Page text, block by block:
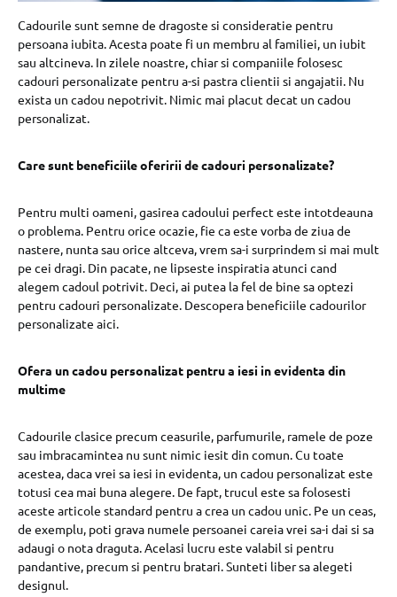
Cadourile sunt semne de dragoste si consideratie pentru
persoana iubita. Acesta poate fi un membru al familiei, un iubit
sau altcineva. In zilele noastre, chiar si companiile folosesc
cadouri personalizate pentru a-si pastra clientii si angajatii. Nu
exista un cadou nepotrivit. Nimic mai placut decat un cadou
personalizat.
Care sunt beneficiile oferirii de cadouri personalizate?
Pentru multi oameni, gasirea cadoului perfect este intotdeauna
o problema. Pentru orice ocazie, fie ca este vorba de ziua de
nastere, nunta sau orice altceva, vrem sa-i surprindem si mai mult
pe cei dragi. Din pacate, ne lipseste inspiratia atunci cand
alegem cadoul potrivit. Deci, ai putea la fel de bine sa optezi
pentru cadouri personalizate. Descopera beneficiile cadourilor
personalizate aici.
Ofera un cadou personalizat pentru a iesi in evidenta din
multime
Cadourile clasice precum ceasurile, parfumurile, ramele de poze
sau imbracamintea nu sunt nimic iesit din comun. Cu toate
acestea, daca vrei sa iesi in evidenta, un cadou personalizat este
totusi cea mai buna alegere. De fapt, trucul este sa folosesti
aceste articole standard pentru a crea un cadou unic. Pe un ceas,
de exemplu, poti grava numele persoanei careia vrei sa-i dai si sa
adaugi o nota draguta. Acelasi lucru este valabil si pentru
pandantive, precum si pentru bratari. Sunteti liber sa alegeti
designul.